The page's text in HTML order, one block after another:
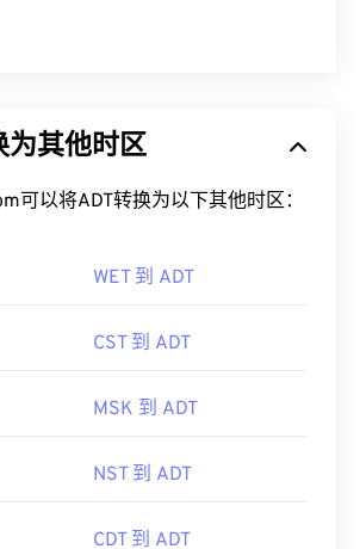
为其他时区
可以将ADT转换为以下其他时区：
WET 到 ADT
CST 到 ADT
MSK 到 ADT
NST 到 ADT
CDT 到 ADT